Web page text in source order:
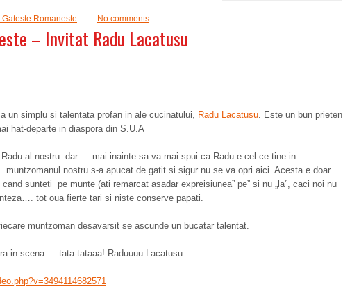
Gateste Romaneste No comments
– Invitat Radu Lacatusu
un simplu si talentata profan in ale cucinatului, Radu Lacatusu. Este un bun prieten
hat-departe in diaspora din S.U.A
al nostru. dar…. mai inainte sa va mai spui ca Radu e cel ce tine in
nostru s-a apucat de gatit si sigur nu se va opri aici. Acesta e doar
sunteti pe munte (ati remarcat asadar expreisiunea” pe” si nu „la”, caci noi nu
tot oua fierte tari si niste conserve papati.
muntzoman desavarsit se ascunde un bucatar talentat.
in scena … tata-tataaa! Raduuuu Lacatusu: